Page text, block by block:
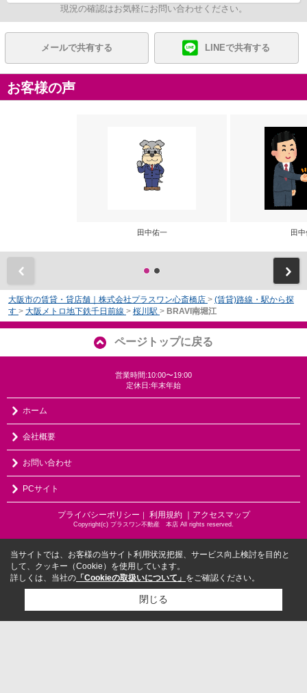
現況の確認はお気軽にお問い合わせください。
メールで共有する LINEで共有する
お客様の声
田中佑一 田
大阪市の賃貸・貸店舗｜株式会社プラスワン心斎橋店 > (賃貸)路線・駅から探
す > 大阪メトロ地下鉄千日前線 > 桜川駅 > BRAVI南堀江
ページトップに戻る
営業時間:10:00〜19:00
定休日:年末年始
ホーム
会社概要
お問い合わせ
PCサイト
プライバシーポリシー 利用規約 ｜アクセスマップ
Copyright(c) プラスワン不動産 本店 All rights reserved.
当サイトでは、お客様の当サイト利用状況把握、サービス向上検討を目的と
して、クッキー（Cookie）を使用しています。
詳しくは、当社の 「Cookieの取扱いについて」 をご確認ください。
閉じる